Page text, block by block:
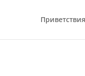
Приветствия